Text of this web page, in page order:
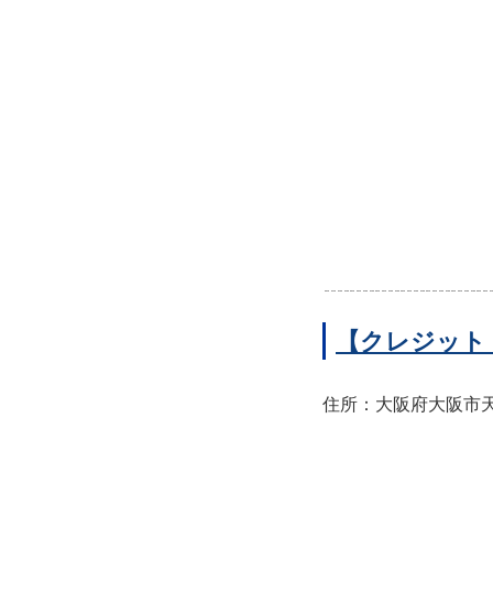
【クレジッ
住所：大阪府大阪市